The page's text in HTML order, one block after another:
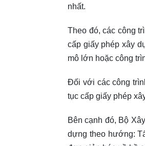
nhất.
Theo đó, các công
cấp giấy phép xây
mô lớn hoặc công
Đối với các công
tục cấp giấy phép
Bên cạnh đó, Bộ
dựng theo hướng: